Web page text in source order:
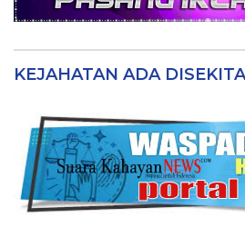
KEJAHATAN ADA